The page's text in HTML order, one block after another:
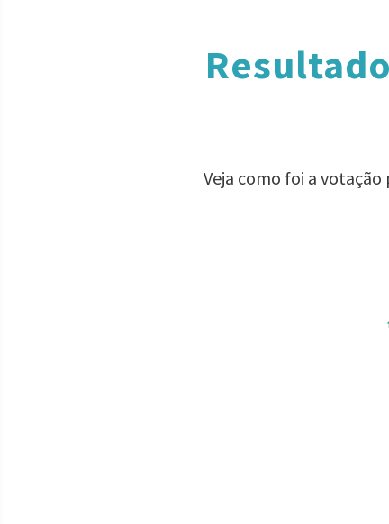
Veja como foi a